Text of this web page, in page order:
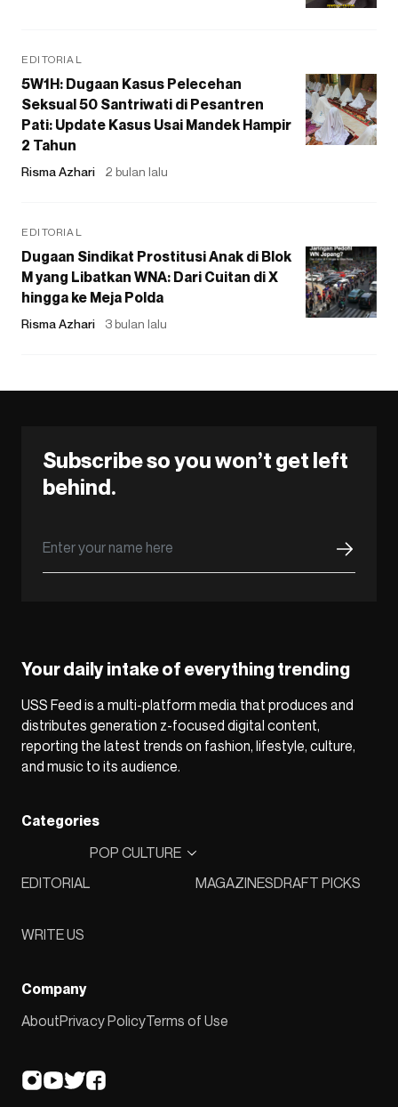
EDITORIAL
5W1H: Dugaan Kasus Pelecehan
Seksual 50 Santriwati di Pesantren
Pati: Update Kasus Usai Mandek Hampir
2 Tahun
Risma Azhari 2 bulan lalu
EDITORIAL
Dugaan Sindikat Prostitusi Anak di Blok
M yang Libatkan WNA: Dari Cuitan di X
hingga ke Meja Polda
Risma Azhari 3 bulan lalu
Subscribe so you won’t get left
behind.
Your daily intake of everything trending
USS Feed is a multi-platform media that produces and
distributes generation z-focused digital content,
reporting the latest trends on fashion, lifestyle, culture,
and music to its audience.
Categories
EDITORIAL
POP CULTURE
MAGAZINESDRAFT PICKS
WRITE US
Company
AboutPrivacy PolicyTerms of Use